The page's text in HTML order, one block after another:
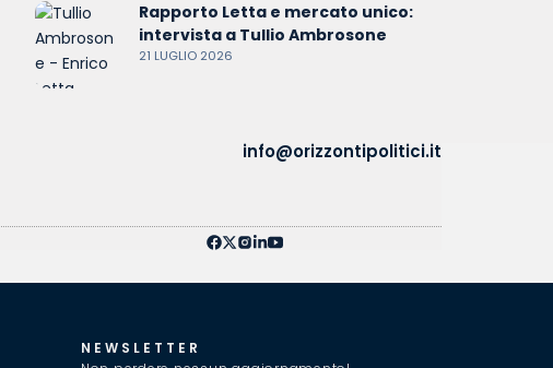
Rapporto Letta e mercato unico:
intervista a Tullio Ambrosone
21 LUGLIO 2026
info@orizzontipolitici.it
NEWSLETTER